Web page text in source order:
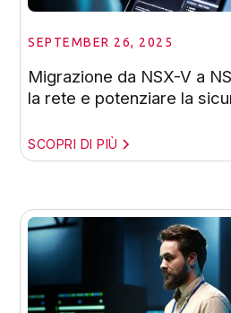
SEPTEMBER 26, 2025
Migrazione da NSX-V a
la rete e potenziare la
SCOPRI DI PIÙ